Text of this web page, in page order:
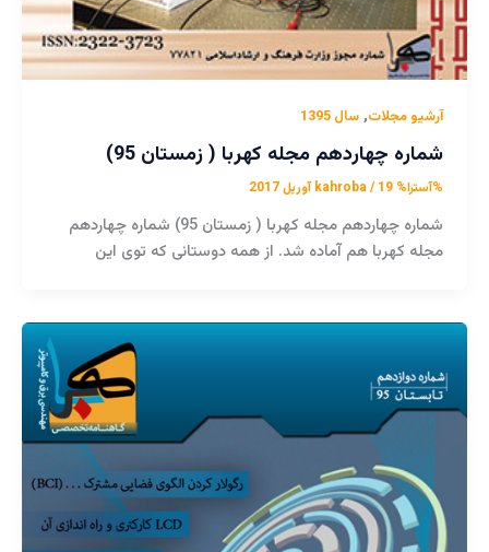
آرشیو مجلات, سال 1395
شماره چهاردهم مجله کهربا ( زمستان 95)
%آسترا% kahroba/ 19 آوریل 2017
شماره چهاردهم مجله کهربا ( زمستان 95) شماره چهاردهم
مجله کهربا هم آماده شد. از همه دوستانی که توی این